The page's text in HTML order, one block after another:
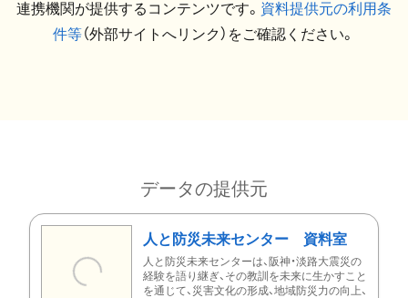
連携機関が提供するコンテンツです。 資料提供元の利用条
件等（外部サイトへリンク）をご確認ください。
データの提供元
人と防災未来センター 資料室
人と防災未来センターは、阪神・淡路大震災の
経験を語り継ぎ、その教訓を未来に生かすこと
を通じて、災害文化の形成、地域防災力の向上、